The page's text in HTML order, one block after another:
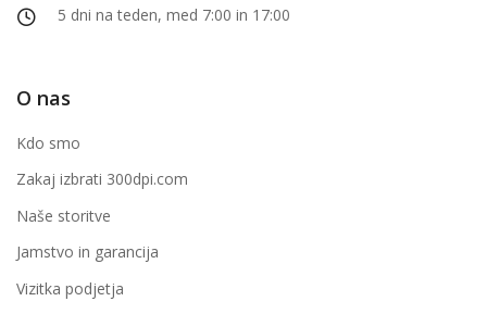
5 dni na teden, med 7:00 in 17:00
O nas
Kdo smo
Zakaj izbrati 300dpi.com
Naše storitve
Jamstvo in garancija
Vizitka podjetja